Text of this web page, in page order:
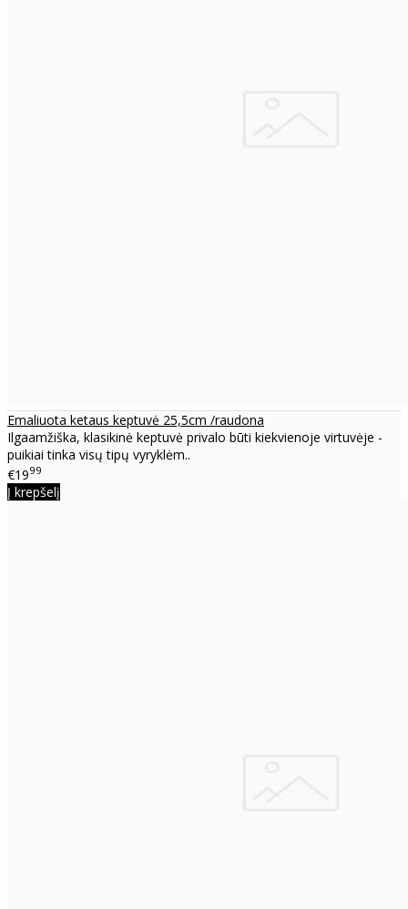
Emaliuota ketaus keptuvė 25,5cm /raudona
Ilgaamžiška, klasikinė keptuvė privalo būti kiekvienoje virtuvėje -
puikiai tinka visų tipų vyryklėm..
€1999
Į krepšelį